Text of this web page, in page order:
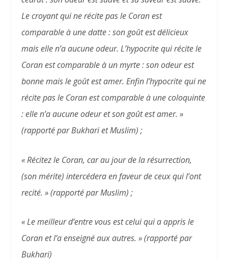
Le croyant qui ne récite pas le Coran est
comparable à une datte : son goût est délicieux
mais elle n’a aucune odeur. L’hypocrite qui récite le
Coran est comparable à un myrte : son odeur est
bonne mais le goût est amer. Enfin l’hypocrite qui ne
récite pas le Coran est comparable à une coloquinte
: elle n’a aucune odeur et son goût est amer. »
(rapporté par Bukhari et Muslim) ;
« Récitez le Coran, car au jour de la résurrection,
(son mérite) intercédera en faveur de ceux qui l’ont
recité. »(rapporté par Muslim) ;
« Le meilleur d’entre vous est celui qui a appris le
Coran et l’a enseigné aux autres. »(rapporté par
Bukhari)